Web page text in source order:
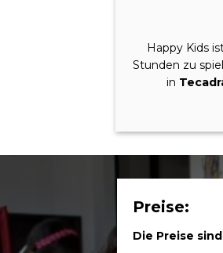
Happy Kids
Stunden zu
in
Preise:
Die Preise